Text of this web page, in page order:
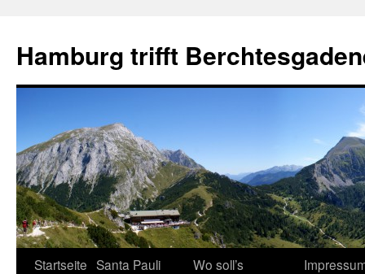
Hamburg trifft
Startseite Santa Pauli
Wo soll’s